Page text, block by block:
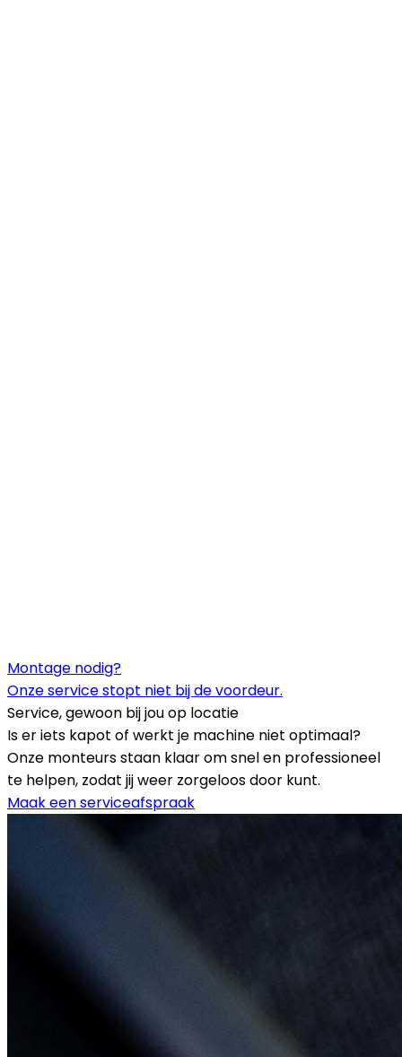
Montage nodig?
Onze service stopt niet bij de voordeur.
Service, gewoon bij jou op locatie
Is er iets kapot of werkt je machine niet optimaal?
Onze monteurs staan klaar om snel en professioneel
te helpen, zodat jij weer zorgeloos door kunt.
Maak een serviceafspraak